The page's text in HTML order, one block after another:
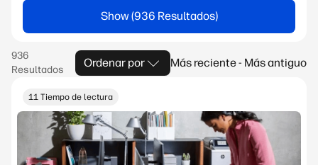
Show
Ordenar por Más reciente - Más antiguo
11 Tiempo de lectura